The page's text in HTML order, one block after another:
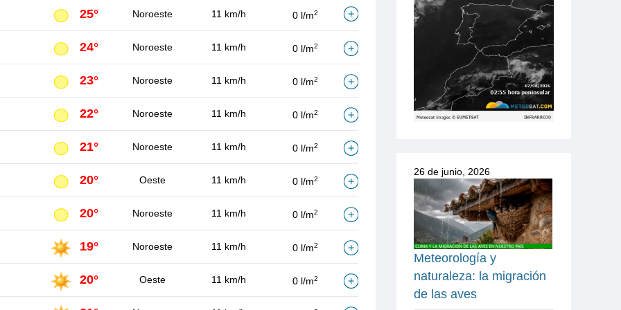
25° Noroeste 11 km/h 0 l/m2
24° Noroeste 11 km/h 0 l/m2
23° Noroeste 11 km/h 0 l/m2
22° Noroeste 11 km/h 0 l/m2
21° Noroeste 11 km/h 0 l/m2
20° Oeste 11 km/h 0 l/m2
20° Noroeste 11 km/h 0 l/m2
19° Noroeste 11 km/h 0 l/m2
20° Oeste 11 km/h 0 l/m2
26 de junio, 2026
Meteorología y
naturaleza: la migración
de las aves